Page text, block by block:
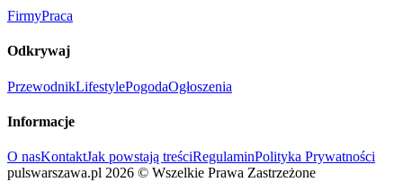
FirmyPraca
Odkrywaj
PrzewodnikLifestylePogodaOgłoszenia
Informacje
O nasKontaktJak powstają treściRegulaminPolityka Prywatności
pulswarszawa.pl 2026 © Wszelkie Prawa Zastrzeżone